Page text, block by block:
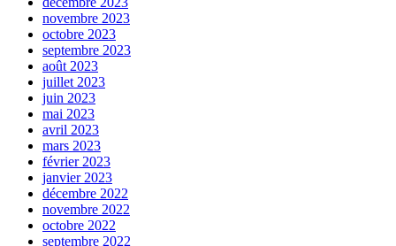
novembre 2023
octobre 2023
septembre 2023
août 2023
juillet 2023
juin 2023
mai 2023
avril 2023
mars 2023
février 2023
janvier 2023
décembre 2022
novembre 2022
octobre 2022
septembre 2022